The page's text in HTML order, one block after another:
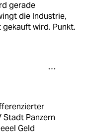
gerade
die Industrie,
gekauft wird. Punkt.
Stadt Panzern
Geld